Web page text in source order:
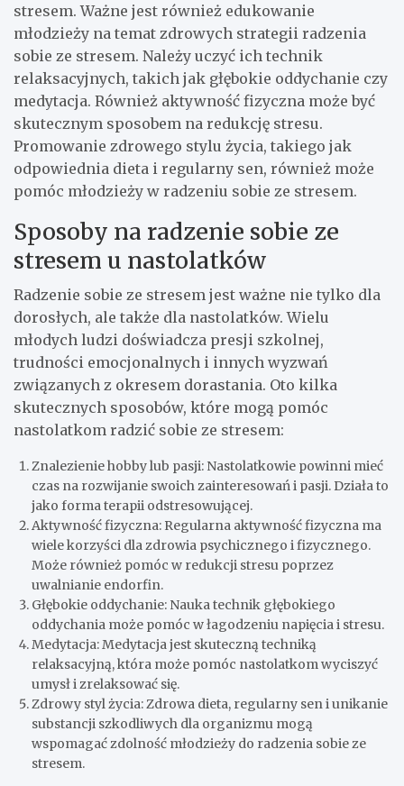
stresem. Ważne jest również edukowanie
młodzieży na temat zdrowych strategii radzenia
sobie ze stresem. Należy uczyć ich technik
relaksacyjnych, takich jak głębokie oddychanie czy
medytacja. Również aktywność fizyczna może być
skutecznym sposobem na redukcję stresu.
Promowanie zdrowego stylu życia, takiego jak
odpowiednia dieta i regularny sen, również może
pomóc młodzieży w radzeniu sobie ze stresem.
Sposoby na radzenie sobie ze
stresem u nastolatków
Radzenie sobie ze stresem jest ważne nie tylko dla
dorosłych, ale także dla nastolatków. Wielu
młodych ludzi doświadcza presji szkolnej,
trudności emocjonalnych i innych wyzwań
związanych z okresem dorastania. Oto kilka
skutecznych sposobów, które mogą pomóc
nastolatkom radzić sobie ze stresem:
Znalezienie hobby lub pasji: Nastolatkowie powinni mieć
czas na rozwijanie swoich zainteresowań i pasji. Działa to
jako forma terapii odstresowującej.
Aktywność fizyczna: Regularna aktywność fizyczna ma
wiele korzyści dla zdrowia psychicznego i fizycznego.
Może również pomóc w redukcji stresu poprzez
uwalnianie endorfin.
Głębokie oddychanie: Nauka technik głębokiego
oddychania może pomóc w łagodzeniu napięcia i stresu.
Medytacja: Medytacja jest skuteczną techniką
relaksacyjną, która może pomóc nastolatkom wyciszyć
umysł i zrelaksować się.
Zdrowy styl życia: Zdrowa dieta, regularny sen i unikanie
substancji szkodliwych dla organizmu mogą
wspomagać zdolność młodzieży do radzenia sobie ze
stresem.